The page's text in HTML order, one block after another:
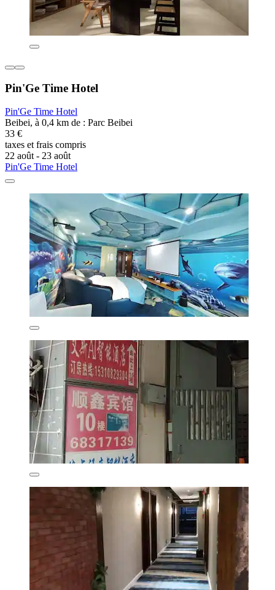
Pin'Ge Time Hotel
Pin'Ge Time Hotel
Beibei, à 0,4 km de : Parc Beibei
33 €
taxes et frais compris
22 août - 23 août
Pin'Ge Time Hotel